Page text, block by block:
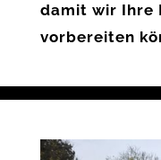
damit wir Ihre
vorbereiten